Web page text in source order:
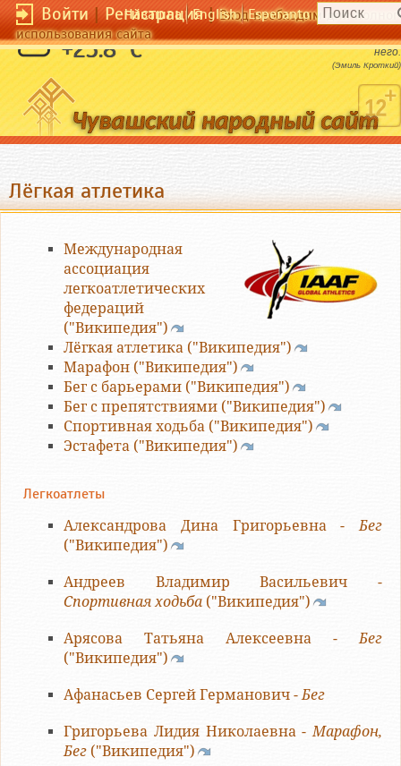
Войти|Регистрация|Вход необходим для
использования сайта
Чӑвашла English Esperanto
+25.8 °C
Вернуть детство можно только впав в
него.
(Эмиль Кроткий)
Лёгкая атлетика
Международная
ассоциация
легкоатлетических
федераций
("Википедия")
Лёгкая атлетика ("Википедия")
Марафон ("Википедия")
Бег с барьерами ("Википедия")
Бег с препятствиями ("Википедия")
Спортивная ходьба ("Википедия")
Эстафета ("Википедия")
Легкоатлеты
Александрова Дина Григорьевна -Бег
("Википедия")
Андреев Владимир Васильевич -
Спортивная ходьба ("Википедия")
Арясова Татьяна Алексеевна -Бег
("Википедия")
Афанасьев Сергей Германович -Бег
Григорьева Лидия Николаевна -Марафон,
Бег ("Википедия")